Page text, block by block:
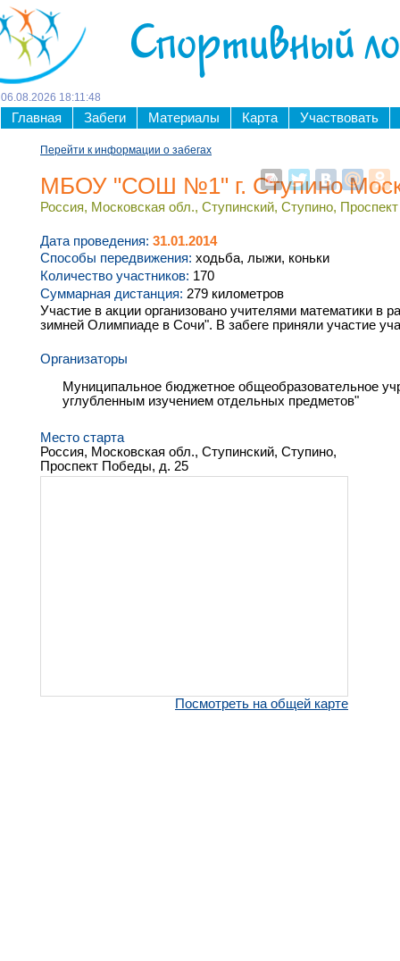
Спортивный
06 08 2026 18:11 :49
Главная Забеги Материалы Карта Участвовать
Перейти к информации о забегах
МБОУ "СОШ №1" г. Ступино
Россия, Московская обл., Ступинский, Ступино,
Дата проведения: 31.01.2014
Способы передвижения: ходьба, лыжи, коньки
Количество участников: 170
Суммарная дистанция: 279 километров
Участие в акции организовано учителями математики в
зимней Олимпиаде в Сочи". В забеге приняли участие
Организаторы
Муниципальное бюджетное общеобразовательное
углубленным изучением отдельных предметов"
Место старта
Россия, Московская обл., Ступинский, Ступино,
Проспект Победы, д. 25
Посмотреть на общей карте